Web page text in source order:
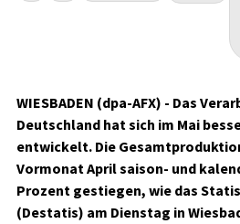
WIESBADEN (dpa-AFX) - Das
Deutschland hat sich im Mai
entwickelt. Die
Vormonat April saison- und
Prozent gestiegen, wie das
(Destatis) am Dienstag in